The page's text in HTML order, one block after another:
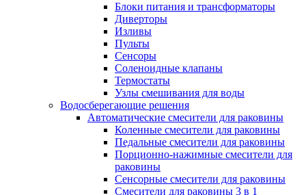
Блоки питания и трансформаторы
Диверторы
Изливы
Пульты
Сенсоры
Соленоидные клапаны
Термостаты
Узлы смешивания для воды
Водосберегающие решения
Автоматические смесители для раковины
Коленные смесители для раковины
Педальные смесители для раковины
Порционно-нажимные смесители для
раковины
Сенсорные смесители для раковины
Смесители для раковины 3 в 1